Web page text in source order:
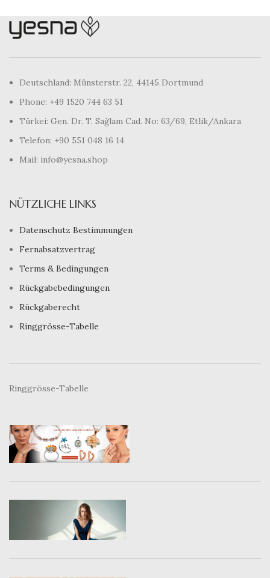
Deutschland: Münsterstr. 22, 44145 Dortmund
Phone: +49 1520 744 63 51
Türkei: Gen. Dr. T. Sağlam Cad. No: 63/69, Etlik/Ankara
Telefon: +90 551 048 16 14
Mail: info@yesna.shop
NÜTZLICHE LINKS
Datenschutz Bestimmungen
Fernabsatzvertrag
Terms & Bedingungen
Rückgabebedingungen
Rückgaberecht
Ringgrösse-Tabelle
Ringgrösse-Tabelle